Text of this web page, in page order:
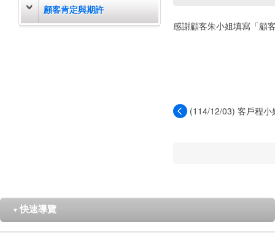
顧客肯定與期許
感謝顧客朱小姐填寫「顧
(114/12/03) 客戶程
▼ 快速導覽